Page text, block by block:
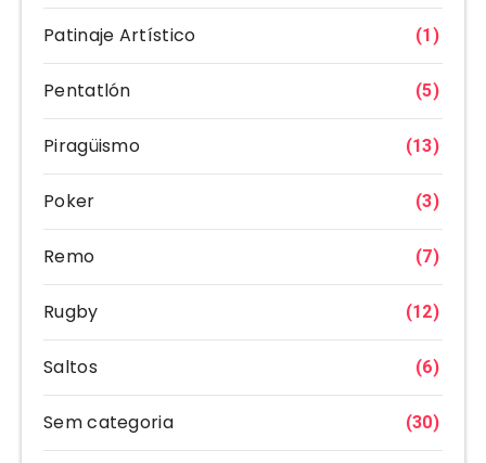
Patinaje Artístico (1)
Pentatlón (5)
Piragüismo (13)
Poker (3)
Remo (7)
Rugby (12)
Saltos (6)
Sem categoria (30)